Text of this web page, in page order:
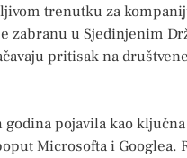
trenutku za
zabranu u Sjedinjenim
pritisak na
pojavila kao
Microsofta i